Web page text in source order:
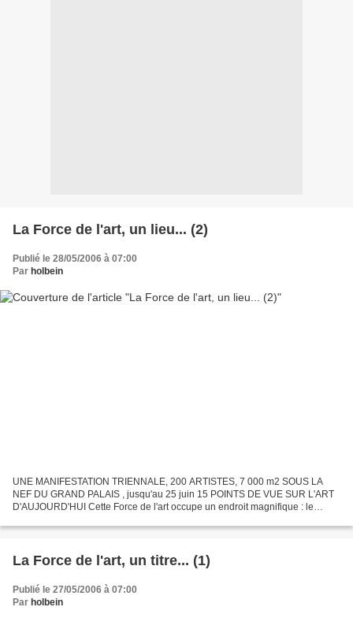
La Force de l'art, un lieu... (2)
Publié le 28/05/2006 à 07:00
Par holbein
UNE MANIFESTATION TRIENNALE, 200 ARTISTES, 7 000 m2 SOUS LA
NEF DU GRAND PALAIS , jusqu'au 25 juin 15 POINTS DE VUE SUR L'ART
D'AUJOURD'HUI Cette Force de l'art occupe un endroit magnifique : le
La Force de l'art, un titre... (1)
Publié le 27/05/2006 à 07:00
Par holbein